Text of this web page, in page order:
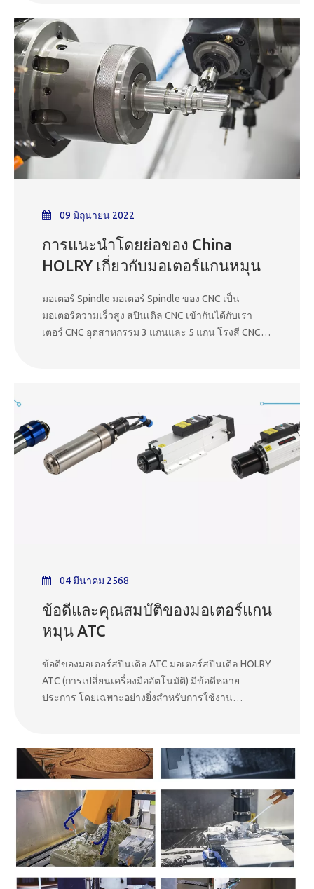
แล้ว สปินเดิลจะมาพร้อมกับที่จับเครื่องมือหรือหัวจับเพื่อ
ยึดเครื่องมือตัดให้เข้าที่ระหว่างการทำงาน
09 มิถุนายน 2022
การแนะนำโดยย่อของ China
HOLRY เกี่ยวกับมอเตอร์แกนหมุน
มอเตอร์ Spindle มอเตอร์ Spindle ของ CNC เป็น
มอเตอร์ความเร็วสูง สปินเดิล CNC เข้ากันได้กับเรา
เตอร์ CNC อุตสาหกรรม 3 แกนและ 5 แกน โรงสี CNC
04 มีนาคม 2568
ข้อดีและคุณสมบัติของมอเตอร์แกน
หมุน ATC
ข้อดีของมอเตอร์สปินเดิล ATC มอเตอร์สปินเดิล HOLRY
ATC (การเปลี่ยนเครื่องมืออัตโนมัติ) มีข้อดีหลาย
ประการ โดยเฉพาะอย่างยิ่งสำหรับการใช้งาน
ผลผลิตเพิ่มขึ้นช่วยให้สามารถเปลี่ยนเครื่องมือได้โดย
อัตโนมัติ โดยไม่จำเป็นต้องดำเนินการด้วยตนเอง ซึ่ง
ช่วยลดเวลาหยุดทำงานและเพิ่มประสิทธิภาพการตัด
เฉือนได้อย่างมาก 2. ความแม่นยำและความสม่ำเสมอ
มอเตอร์เหล่านี้รับประกันความแม่นยำสูงและความ
สามารถในการทำซ้ำในการเปลี่ยนเครื่องมือ ลดข้อผิด
พลาดของมนุษย์ และปรับปรุงความแม่นยำโดยรวมของ
การตัดเฉือน 3. กระบวนการตัดเฉือนเร็วขึ้น ด้วยการ
สลับเครื่องมืออย่างรวดเร็ว ความเร็วตัดและ